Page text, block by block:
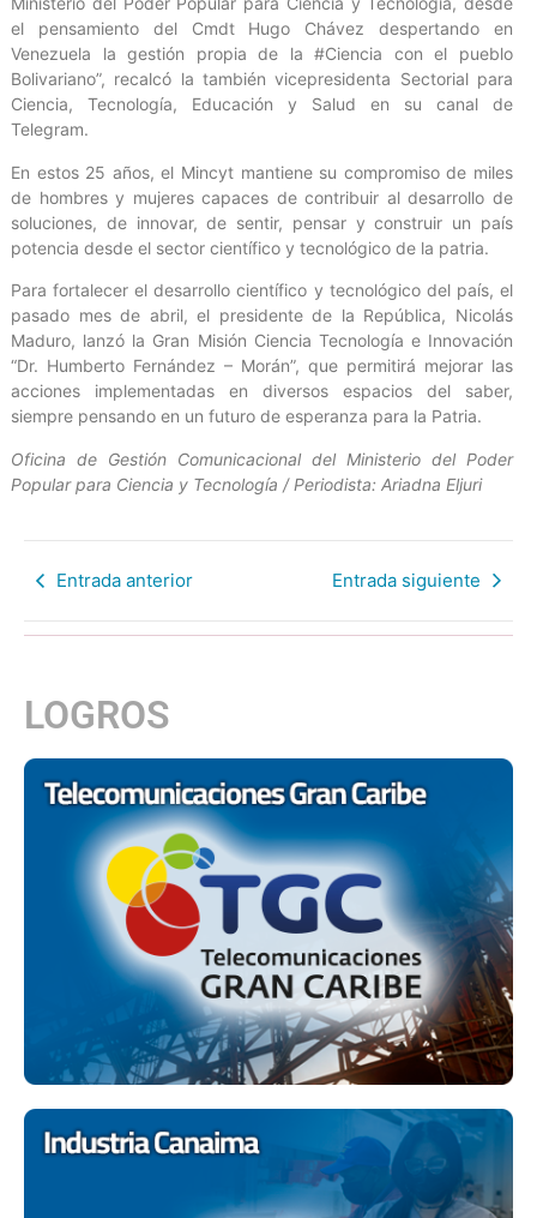
el pensamiento del Cmdt Hugo Chávez despertando en
Venezuela la gestión propia de la #Ciencia con el pueblo
Bolivariano”, recalcó la también vicepresidenta Sectorial para
Ciencia, Tecnología, Educación y Salud en su canal de
Telegram.
En estos 25 años, el Mincyt mantiene su compromiso de miles
de hombres y mujeres capaces de contribuir al desarrollo de
soluciones, de innovar, de sentir, pensar y construir un país
potencia desde el sector científico y tecnológico de la patria.
Para fortalecer el desarrollo científico y tecnológico del país, el
pasado mes de abril, el presidente de la República, Nicolás
Maduro, lanzó la Gran Misión Ciencia Tecnología e Innovación
“Dr. Humberto Fernández – Morán”, que permitirá mejorar las
acciones implementadas en diversos espacios del saber,
siempre pensando en un futuro de esperanza para la Patria.
Oficina de Gestión Comunicacional del Ministerio del Poder
Popular para Ciencia y Tecnología / Periodista: Ariadna Eljuri
Entrada anterior Entrada siguiente
LOGROS